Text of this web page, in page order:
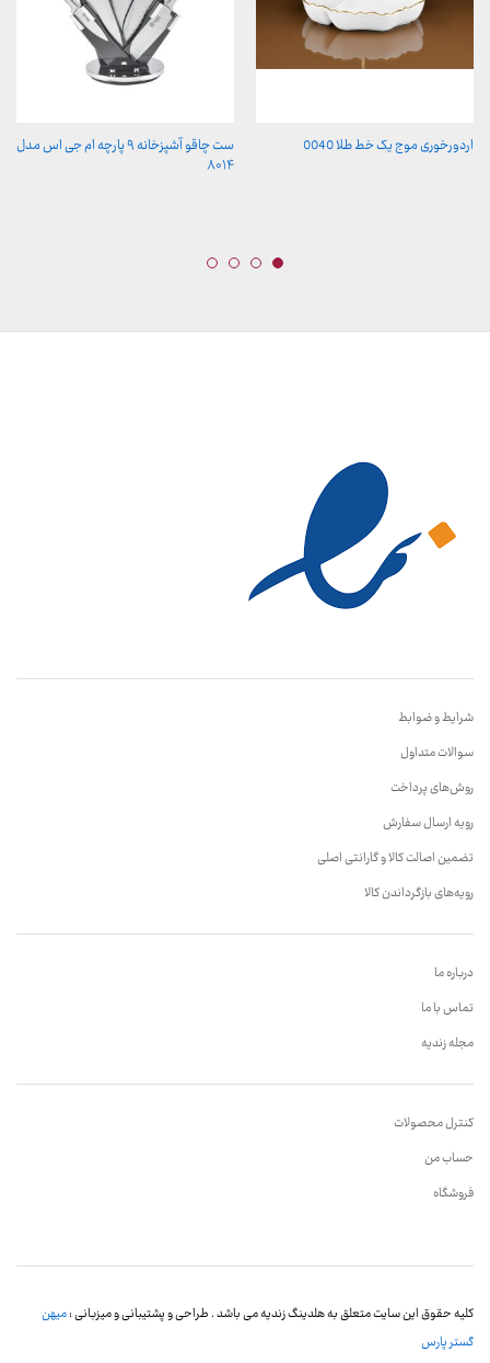
اردورخوری موج یک خط طلا 0040
ست چاقو آشپزخانه ۹ پارچه ام جی اس مدل
۸۰۱۴
شرایط و ضوابط
سوالات متداول
روش‌های پرداخت
رویه ارسال سفارش
تضمین اصالت کالا و گارانتی اصلی
رویه‌های بازگرداندن کالا
درباره ما
تماس با ما
مجله زندیه
کنترل محصولات
حساب من
فروشگاه
کلیه حقوق این سایت متعلق به هلدینگ زندیه می باشد . طراحی و پشتیبانی و میزبانی :میهن
گستر پارس